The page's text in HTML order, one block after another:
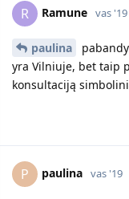
R Ramune vas '19
paulina
yra Vilniuje, bet taip
konsultaciją
P paulina vas '19